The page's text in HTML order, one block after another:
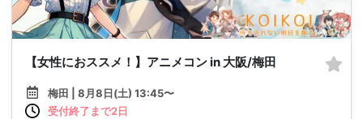
【女性におススメ！】アニメコン in 大阪/梅田
梅田 | 8月8日(土) 13:45〜
受付終了まで2日